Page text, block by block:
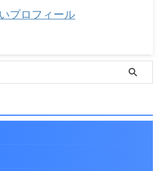
プロフィール